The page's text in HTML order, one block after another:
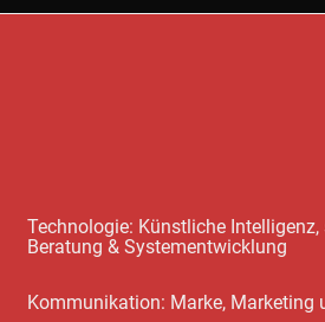
Technologie: Künstliche
Beratung & Systementwicklung
Kommunikation: Marke, Marketing